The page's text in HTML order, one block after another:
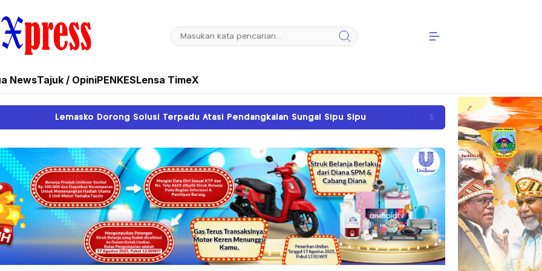
NewsTajuk / OpiniPENKESLensa TimeX
Solusi Terpadu Atasi Pendangkalan Sungai Sipu Sipu Sengketa Tanah SP II Memanas, PN Timika